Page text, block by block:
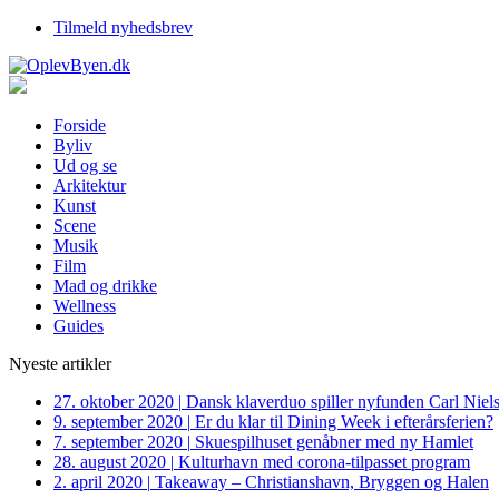
Tilmeld nyhedsbrev
Forside
Byliv
Ud og se
Arkitektur
Kunst
Scene
Musik
Film
Mad og drikke
Wellness
Guides
Nyeste artikler
27. oktober 2020 | Dansk klaverduo spiller nyfunden Carl
9. september 2020 | Er du klar til Dining Week i efterårsferien?
7. september 2020 | Skuespilhuset genåbner med ny Hamlet
28. august 2020 | Kulturhavn med corona-tilpasset program
2. april 2020 | Takeaway – Christianshavn, Bryggen og Halen